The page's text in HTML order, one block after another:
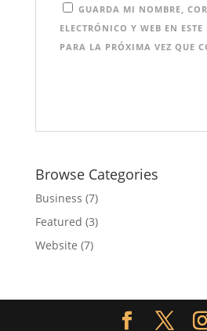
GUARDA MI NOMBRE,
ELECTRÓNICO Y WEB EN
PARA LA PRÓXIMA VEZ QUE
Browse Categories
Business (7)
Featured (3)
Website (7)